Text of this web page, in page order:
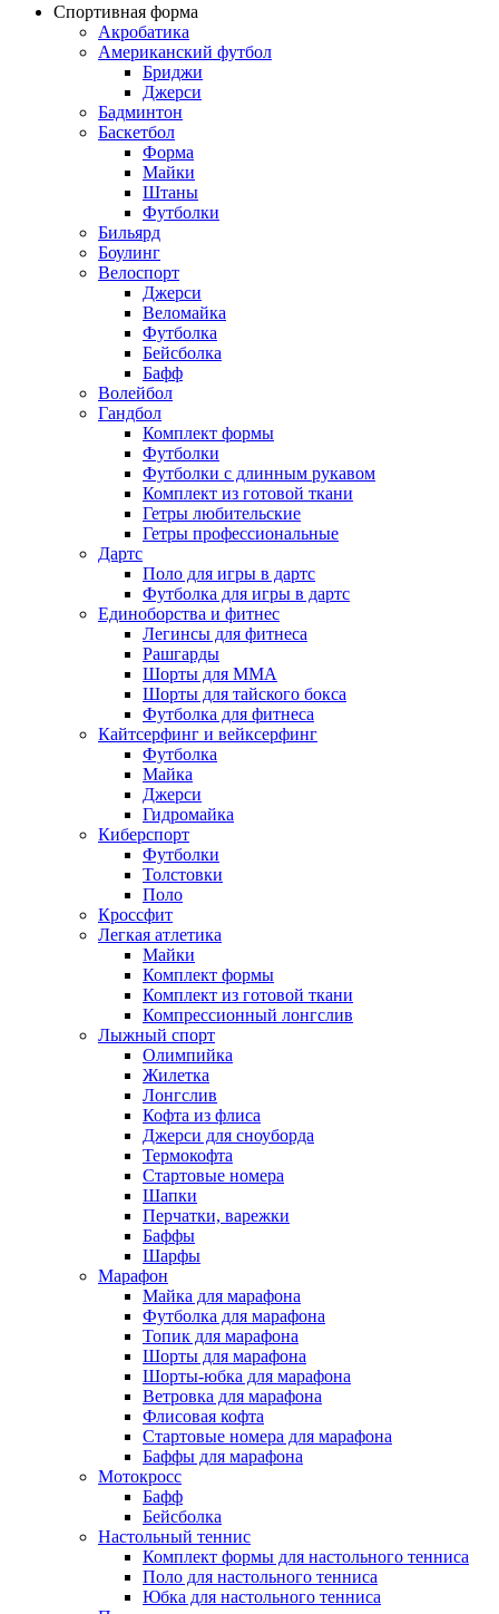
Спортивная форма
Акробатика
Американский футбол
Бриджи
Джерси
Бадминтон
Баскетбол
Форма
Майки
Штаны
Футболки
Бильярд
Боулинг
Велоспорт
Джерси
Веломайка
Футболка
Бейсболка
Бафф
Волейбол
Гандбол
Комплект формы
Футболки
Футболки с длинным рукавом
Комплект из готовой ткани
Гетры любительские
Гетры профессиональные
Дартс
Поло для игры в дартс
Футболка для игры в дартс
Единоборства и фитнес
Легинсы для фитнеса
Рашгарды
Шорты для MMA
Шорты для тайского бокса
Футболка для фитнеса
Кайтсерфинг и вейксерфинг
Футболка
Майка
Джерси
Гидромайка
Киберспорт
Футболки
Толстовки
Поло
Кроссфит
Легкая атлетика
Майки
Комплект формы
Комплект из готовой ткани
Компрессионный лонгслив
Лыжный спорт
Олимпийка
Жилетка
Лонгслив
Кофта из флиса
Джерси для сноуборда
Термокофта
Стартовые номера
Шапки
Перчатки, варежки
Баффы
Шарфы
Марафон
Майка для марафона
Футболка для марафона
Топик для марафона
Шорты для марафона
Шорты-юбка для марафона
Ветровка для марафона
Флисовая кофта
Стартовые номера для марафона
Баффы для марафона
Мотокросс
Бафф
Бейсболка
Настольный теннис
Комплект формы для настольного тенниса
Поло для настольного тенниса
Юбка для настольного тенниса